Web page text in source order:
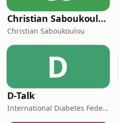
Christian Saboukoulou
Christian Saboukoulou
D
D-Talk
International Diabetes Federation